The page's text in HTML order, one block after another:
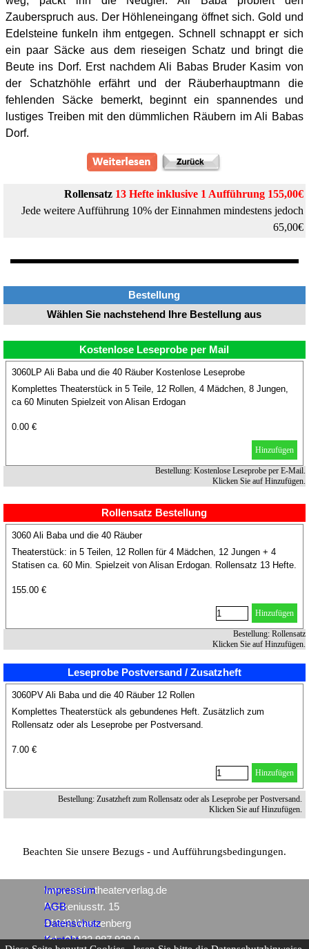
Zauberspruch aus. Der Höhleneingang öffnet sich. Gold und
Edelsteine funkeln ihm entgegen. Schnell schnappt er sich
ein paar Säcke aus dem rieseigen Schatz und bringt die
Beute ins Dorf. Erst nachdem Ali Babas Bruder Kasim von
der Schatzhöhle erfährt und der Räuberhauptmann die
fehlenden Säcke bemerkt, beginnt ein spannendes und
lustiges Treiben mit den dümmlichen Räubern im Ali Babas
Dorf.
Rollensatz 13Hefteinklusive 1 Aufführung 155,00€
Jede weitere Aufführung 10% der Einnahmen mindestens jedoch
65,00€
Bestellung
Wählen Sie nachstehend Ihre Bestellung aus
Kostenlose Leseprobe per Mail
3060LP Ali Baba und die 40 Räuber Kostenlose Leseprobe
Komplettes Theaterstück in 5 Teile, 12 Rollen, 4 Mädchen, 8 Jungen,
ca 60 Minuten Spielzeit von Alisan Erdogan
0.00 €
Hinzufügen
Bestellung: Kostenlose Leseprobe per E-Mail.
Klicken Sie auf Hinzufügen.
Rollensatz Bestellung
3060 Ali Baba und die 40 Räuber
Theaterstück: in 5 Teilen, 12 Rollen für 4 Mädchen, 12 Jungen + 4
Statisen ca. 60 Min. Spielzeit von Alisan Erdogan. Rollensatz 13 Hefte.
155.00 €
Hinzufügen
Bestellung: Rollensatz
Klicken Sie auf Hinzufügen.
Leseprobe Postversand / Zusatzheft
3060PV Ali Baba und die 40 Räuber 12 Rollen
Komplettes Theaterstück als gebundenes Heft. Zusätzlich zum
Rollensatz oder als Leseprobe per Postversand.
7.00 €
Hinzufügen
Bestellung: Zusatzheft zum Rollensatz oder als Leseprobe per Postversand.
Klicken Sie auf Hinzufügen.
Beachten Sie unsere Bezugs - und Aufführungsbedingungen.
www.mein-theaterverlag.de
Packeniusstr. 15
41849 Wassenberg
Tel.: 02432 987 928 0
Impressum
AGB
Datenschutz
Kontakt